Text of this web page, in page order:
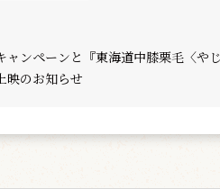
ャンペーンと『東海道中膝栗毛〈や
映のお知らせ